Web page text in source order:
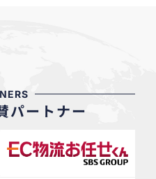
パートナー